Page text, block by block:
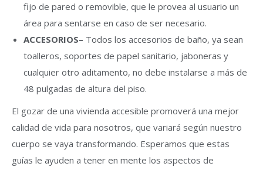
fijo de pared o removible, que le provea al usuario un
área para sentarse en caso de ser necesario.
ACCESORIOS– Todos los accesorios de baño, ya sean
toalleros, soportes de papel sanitario, jaboneras y
cualquier otro aditamento, no debe instalarse a más de
48 pulgadas de altura del piso.
El gozar de una vivienda accesible promoverá una mejor
calidad de vida para nosotros, que variará según nuestro
cuerpo se vaya transformando. Esperamos que estas
guías le ayuden a tener en mente los aspectos de